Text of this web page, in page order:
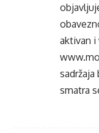
aktivan i
smatra